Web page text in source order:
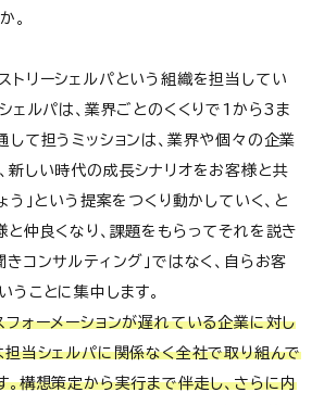
。
トリーシェルパという組織を担当してい
シェルパは、業界ごとのくくりで1から3ま
して担うミッションは、業界や個々の企業
新しい時代の成長シナリオをお客様と共
う」という提案をつくり動かしていく、と
と仲良くなり、課題をもらってそれを説き
きコンサルティング」ではなく、自らお客
うことに集中します。
フォーメーションが遅れている企業に対し
当シェルパに関係なく全社で取り組んで
。構想策定から実行まで伴走し、さらに内